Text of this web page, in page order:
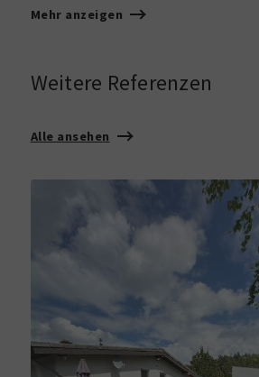
Mehr anzeigen
Weitere Referenzen
Alle ansehen